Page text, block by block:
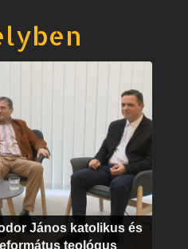
János katolikus és
teológus